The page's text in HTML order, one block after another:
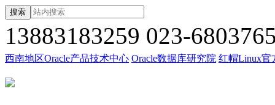
搜索
13883183259 023-
西南地区Oracle产品技术中心 Oracle数据库研究院 红帽Linux官